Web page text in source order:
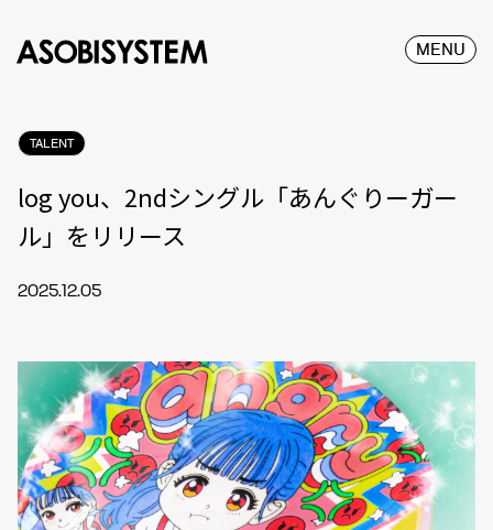
MENU
TALENT
log you、2ndシングル「あんぐりーガー
ル」をリリース
2025.12.05